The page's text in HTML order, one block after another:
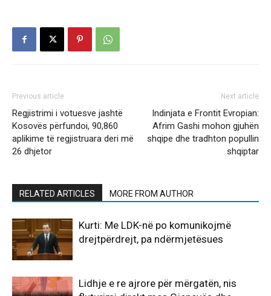
Previous article
Regjistrimi i votuesve jashtë
Kosovës përfundoi, 90,860
aplikime të regjistruara deri më
26 dhjetor
Next article
Indinjata e Frontit Evropian:
Afrim Gashi mohon gjuhën
shqipe dhe tradhton popullin
shqiptar
RELATED ARTICLES MORE FROM AUTHOR
Kurti: Me LDK-në po komunikojmë
drejtpërdrejt, pa ndërmjetësues
Lidhje e re ajrore për mërgatën, nis